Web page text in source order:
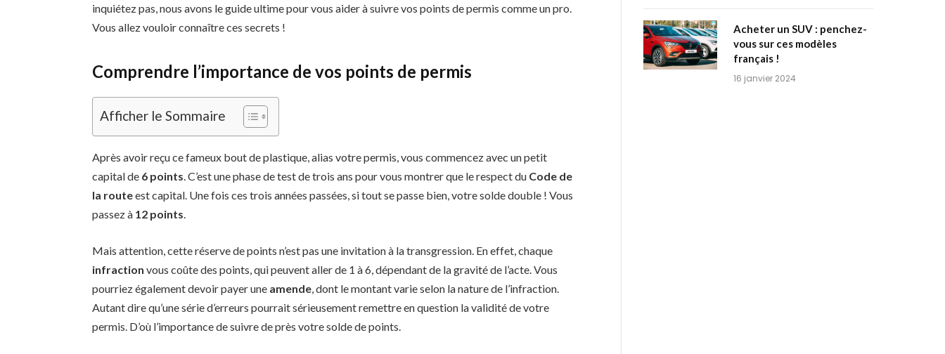
inquiétez pas, nous avons le guide ultime pour vous aider à suivre vos points de permis comme un pro.
Vous allez vouloir connaître ces secrets !
Comprendre l’importance de vos points de permis
Afficher le Sommaire
Après avoir reçu ce fameux bout de plastique, alias votre permis, vous commencez avec un petit
capital de 6 points. C’est une phase de test de trois ans pour vous montrer que le respect du Code de
la routeest capital. Une fois ces trois années passées, si tout se passe bien, votre solde double ! Vous
passez à 12 points.
Mais attention, cette réserve de points n’est pas une invitation à la transgression. En effet, chaque
infraction vous coûte des points, qui peuvent aller de 1 à 6, dépendant de la gravité de l’acte. Vous
pourriez également devoir payer une amende, dont le montant varie selon la nature de l’infraction.
Autant dire qu’une série d’erreurs pourrait sérieusement remettre en question la validité de votre
permis. D’où l’importance de suivre de près votre solde de points.
Acheter un SUV : penchez-
vous sur ces modèles
français !
16 janvier 2024